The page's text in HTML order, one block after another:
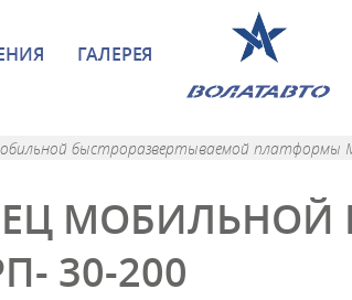
ГАЛЕРЕЯ
быстроразвертываемой платформы
МОБИЛЬНОЙ
30-200